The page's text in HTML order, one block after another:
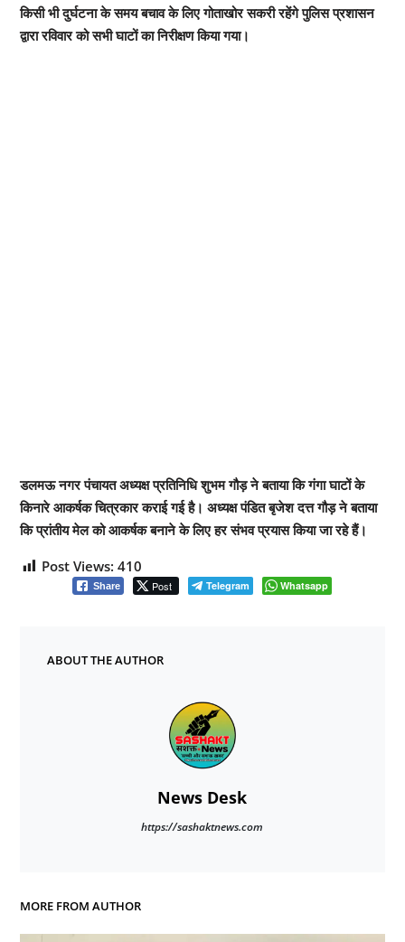
किसी भी दुर्घटना के समय बचाव के लिए गोताखोर सकरी रहेंगे पुलिस प्रशासन
द्वारा रविवार को सभी घाटों का निरीक्षण किया गया।
डलमऊ नगर पंचायत अध्यक्ष प्रतिनिधि शुभम गौड़ ने बताया कि गंगा घाटों के
किनारे आकर्षक चित्रकार कराई गई है। अध्यक्ष पंडित बृजेश दत्त गौड़ ने बताया
कि प्रांतीय मेल को आकर्षक बनाने के लिए हर संभव प्रयास किया जा रहे हैं।
Post Views: 410
Share Post Telegram Whatsapp
ABOUT THE AUTHOR
News Desk
https://sashaktnews.com
MORE FROM AUTHOR